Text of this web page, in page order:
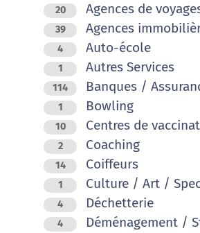
20 Agences de
39 Agences
4 Auto-école
1 Autres Services
114 Banques /
1 Bowling
10 Centres de
2 Coaching
14 Coiffeurs
1 Culture / Art /
4 Déchetterie
4 Déménagement /